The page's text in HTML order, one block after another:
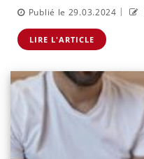
Publié le 29.03.2024 |
LIRE L'ARTICLE